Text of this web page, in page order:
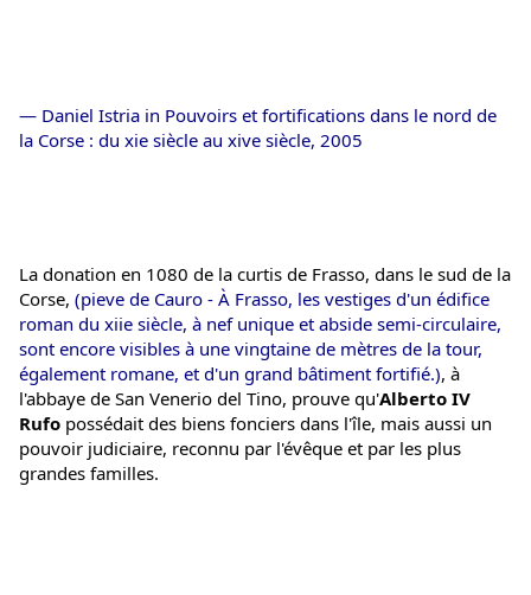
— Daniel Istria in Pouvoirs et fortifications dans le nord de
la Corse : du xie siècle au xive siècle, 2005
La donation en 1080 de la curtis de Frasso, dans le sud de la
Corse, (pieve de Cauro - À Frasso, les vestiges d'un édifice
roman du xiie siècle, à nef unique et abside semi-circulaire,
sont encore visibles à une vingtaine de mètres de la tour,
également romane, et d'un grand bâtiment fortifié.), à
l'abbaye de San Venerio del Tino, prouve qu'Alberto IV
Rufo possédait des biens fonciers dans l'île, mais aussi un
pouvoir judiciaire, reconnu par l'évêque et par les plus
grandes familles.